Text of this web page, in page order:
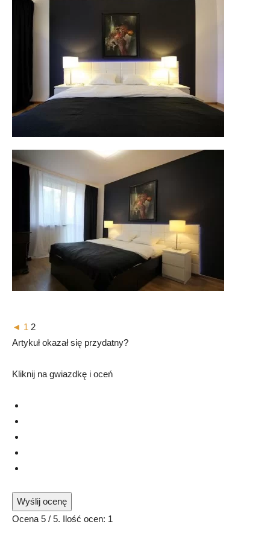
◄ 1 2
Artykuł okazał się przydatny?
Kliknij na gwiazdkę i oceń
Wyślij ocenę
Ocena 5 / 5. Ilość ocen: 1